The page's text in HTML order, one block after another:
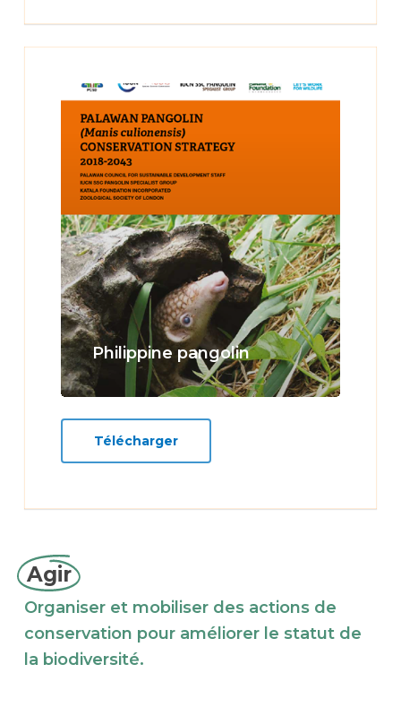
Philippine pangolin
Learn
more
Télécharger
Agir
Organiser et mobiliser des actions de
conservation pour améliorer le statut de
la biodiversité.